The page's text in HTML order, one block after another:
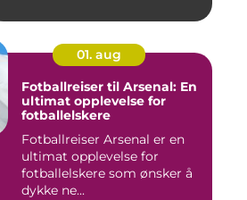
01. aug
Fotballreiser til Arsenal: En
ultimat opplevelse for
fotballelskere
Fotballreiser Arsenal er en
ultimat opplevelse for
fotballelskere som ønsker å
dykke ne...